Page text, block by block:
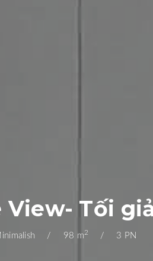
View- Tối
98 m2 3 PN